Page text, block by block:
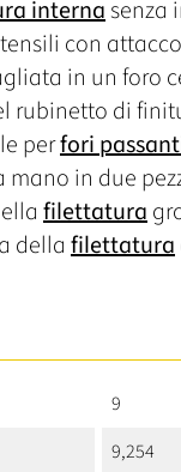
internasenza
con
in un foro
rubinetto di
perfori
mano in due
filettatura
della filettatura
9
9,254